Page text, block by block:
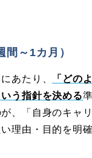
～1カ月）
あたり、
「どの
う指針を決める
、「自身のキャ
理由・目的を明